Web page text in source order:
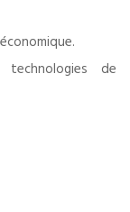
technologies de